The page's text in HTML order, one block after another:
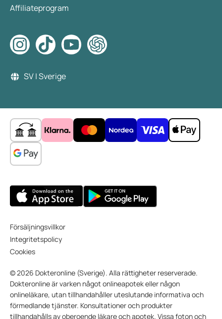
Affiliateprogram
SV | Sverige
Försäljningsvillkor
Integritetspolicy
Cookies
© 2026 Dokteronline (Sverige). Alla rättigheter reserverade.
Dokteronline är varken något onlineapotek eller någon
onlineläkare, utan tillhandahåller uteslutande informativa och
förmedlande tjänster. Konsultationer och produkter
tillhandahålls av oberoende läkare och apotek. Vissa foton och